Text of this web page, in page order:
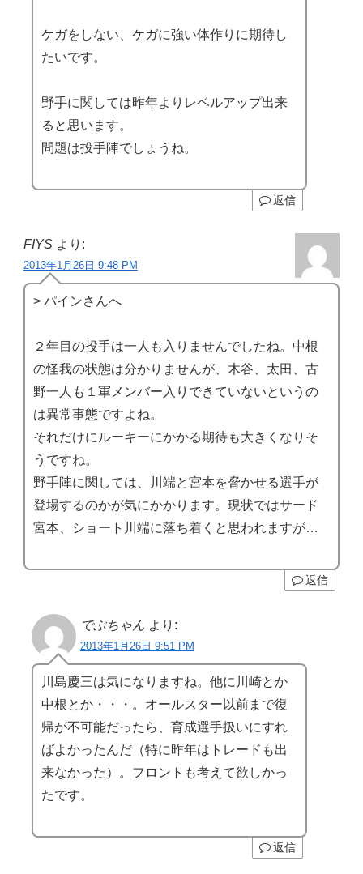
ケガをしない、ケガに強い体作りに期待し
たいです。
野手に関しては昨年よりレベルアップ出来
ると思います。
問題は投手陣でしょうね。
返信
FIYS より:
2013年1月26日 9:48 PM
> パインさんへ
２年目の投手は一人も入りませんでしたね。中根
の怪我の状態は分かりませんが、木谷、太田、古
野一人も１軍メンバー入りできていないというの
は異常事態ですよね。
それだけにルーキーにかかる期待も大きくなりそ
うですね。
野手陣に関しては、川端と宮本を脅かせる選手が
登場するのかが気にかかります。現状ではサード
宮本、ショート川端に落ち着くと思われますが…
返信
でぶちゃん より:
2013年1月26日 9:51 PM
川島慶三は気になりますね。他に川崎とか
中根とか・・・。オールスター以前まで復
帰が不可能だったら、育成選手扱いにすれ
ばよかったんだ（特に昨年はトレードも出
来なかった）。フロントも考えて欲しかっ
たです。
返信